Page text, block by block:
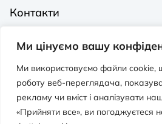
Ми цінуємо вашу
Ми використовуємо файли cookie,
роботу веб-переглядача,
рекламу чи вміст і аналізувати
«Прийняти все», ви погоджуєтеся
Контакти
Видавництва на Порталі
Політика конфіденційності
Публічна оферта